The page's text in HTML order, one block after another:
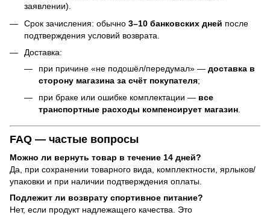
заявлении).
Срок зачисления: обычно 3–10 банковских дней после
подтверждения условий возврата.
Доставка:
при причине «не подошёл/передумал» — доставка в
сторону магазина за счёт покупателя;
при браке или ошибке комплектации — все
транспортные расходы компенсирует магазин.
FAQ — частые вопросы
Можно ли вернуть товар в течение 14 дней?
Да, при сохранении товарного вида, комплектности, ярлыков/
упаковки и при наличии подтверждения оплаты.
Подлежит ли возврату спортивное питание?
Нет, если продукт надлежащего качества. Это